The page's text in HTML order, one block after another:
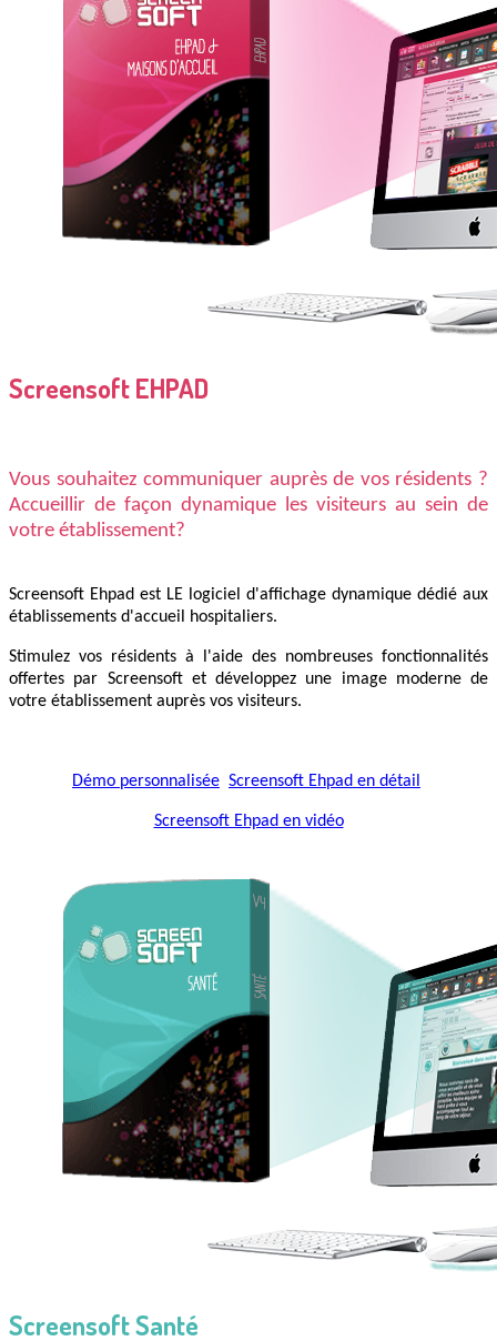
Screensoft EHPAD
Vous souhaitez communiquer auprès de vos résidents ?
Accueillir de façon dynamique les visiteurs au sein de
votre établissement?
Screensoft Ehpad est LE logiciel d'affichage dynamique dédié aux
établissements d'accueil hospitaliers.
Stimulez vos résidents à l'aide des nombreuses fonctionnalités
offertes par Screensoft et développez une image moderne de
votre établissement auprès vos visiteurs.
Démo personnalisée Screensoft Ehpad en détail
Screensoft Ehpad en vidéo
Screensoft Santé